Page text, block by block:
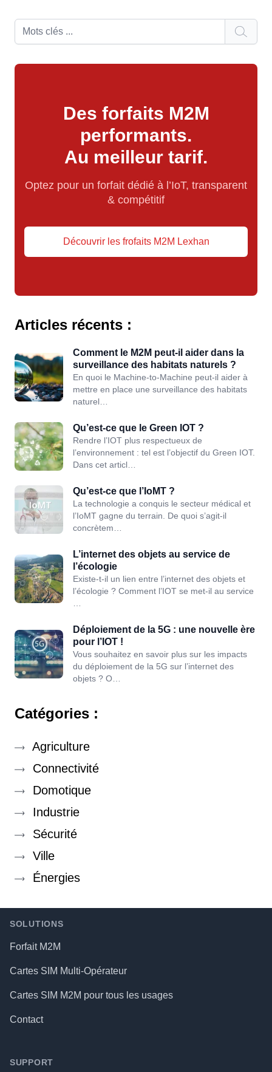
Des forfaits M2M
performants.
Au meilleur tarif.
Optez pour un forfait dédié à l’IoT, transparent
& compétitif
Découvrir les frofaits M2M Lexhan
Articles récents :
Comment le M2M peut-il aider dans la
surveillance des habitats naturels ?
En quoi le Machine-to-Machine peut-il aider à
mettre en place une surveillance des habitats
naturel…
Qu’est-ce que le Green IOT ?
Rendre l’IOT plus respectueux de
l’environnement : tel est l’objectif du Green IOT.
Dans cet articl…
Qu’est-ce que l’IoMT ?
La technologie a conquis le secteur médical et
l’IoMT gagne du terrain. De quoi s’agit-il
concrètem…
L’internet des objets au service de
l’écologie
Existe-t-il un lien entre l’internet des objets et
l’écologie ? Comment l’IOT se met-il au service
Déploiement de la 5G : une nouvelle ère
pour l’IOT !
Vous souhaitez en savoir plus sur les impacts
du déploiement de la 5G sur l’internet des
objets ? O…
Catégories :
Agriculture
Connectivité
Domotique
Industrie
Sécurité
Ville
Énergies
SOLUTIONS
Forfait M2M
Cartes SIM Multi-Opérateur
Cartes SIM M2M pour tous les usages
Contact
SUPPORT